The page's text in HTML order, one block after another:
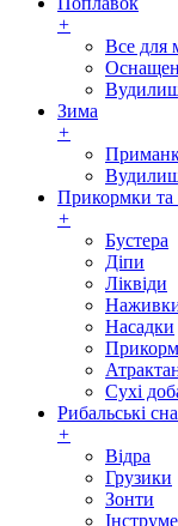
+
Все для
Зима
+
Прикормки
+
Бустера
Діпи
Ліквіди
Насадки
Сухі
Рибальські
+
Відра
Грузики
Зонти